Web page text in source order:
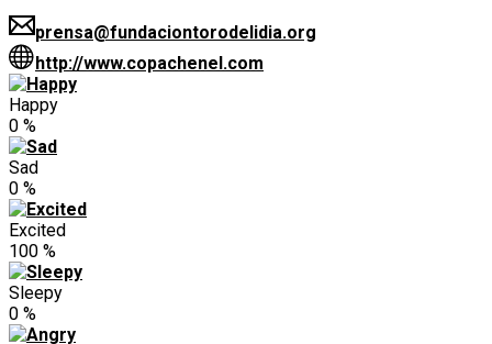
prensa@fundaciontorodelidia.org
http://www.copachenel.com
Happy
0 %
Sad
0 %
Excited
100 %
Sleepy
0 %